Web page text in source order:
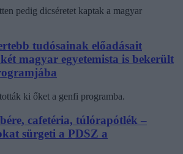
pedig dicséretet kaptak a magyar
tudósainak előadásait
magyar egyetemista is bekerült
ki őket a genfi programba.
cafetéria, túlórapótlék –
sürgeti a PDSZ a